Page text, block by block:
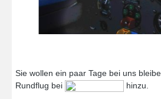
Sie wollen ein paar Tage bei uns
Rundflug bei
hinzu.